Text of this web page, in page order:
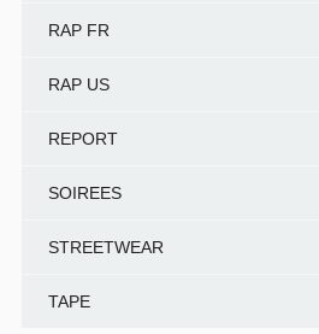
RAP FR
RAP US
REPORT
SOIREES
STREETWEAR
TAPE